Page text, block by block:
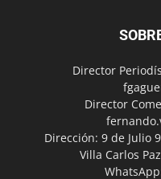
Director
Director
Dirección: 9 de Julio
Villa Carlos